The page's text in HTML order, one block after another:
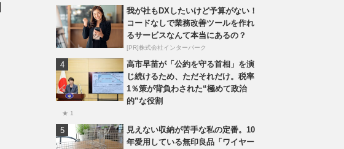
我が社もDXしたいけど予算がない！
コードなしで業務改善ツールを作れ
るサービスなんて本当にあるの？
[PR]株式会社インターパーク
高市早苗が「公約を守る首相」を演
じ続けるため、ただそれだけ。税率
1％策が背負わされた“極めて政治
的”な役割
★ 1
見えない収納が苦手な私の定番。10
年愛用している無印良品「ワイヤー